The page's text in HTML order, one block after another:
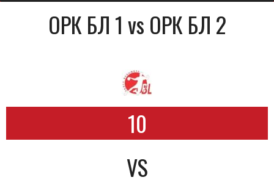
ОРК БЛ 1 vs OРК БЛ 2
10
VS